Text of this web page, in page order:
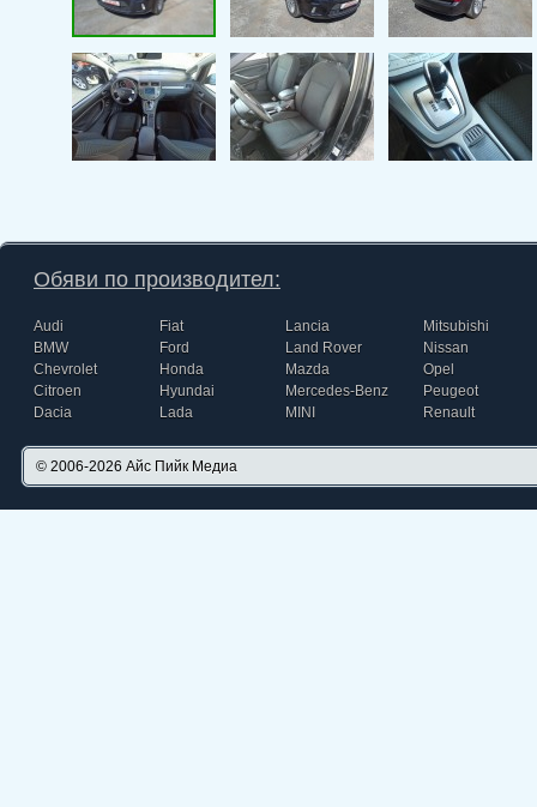
Обяви по производител:
Audi
BMW
Chevrolet
Citroen
Dacia
Fiat
Ford
Honda
Hyundai
Lada
Lancia
Land Rover
Mazda
Mercedes-Benz
MINI
Mitsubishi
Nissan
Opel
Peugeot
Renault
© 2006-2026 Айс Пийк Медиа